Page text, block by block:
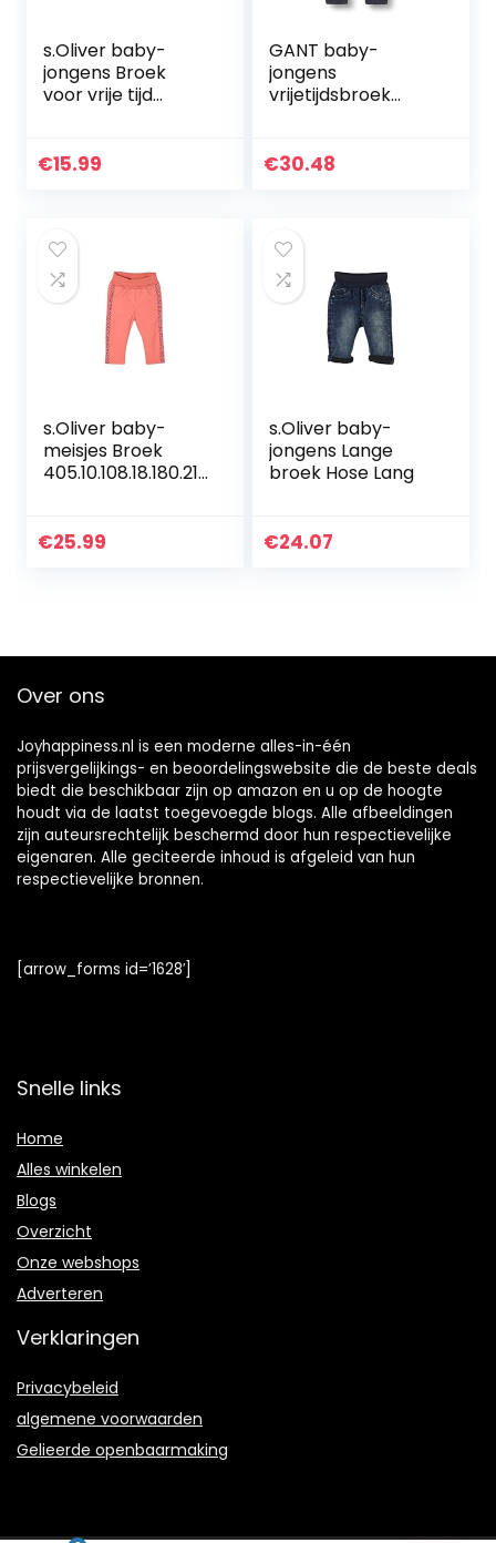
s.Oliver baby-
jongens Broek
voor vrije tijd
€15.99
GANT baby-
jongens
vrijetijdsbroek
€30.48
s.Oliver baby-
meisjes Broek
405.10.108.18.180.210
€25.99
s.Oliver baby-
jongens Lange
broek Hose Lang
€24.07
Over ons
Joyhappiness.nl is een moderne alles-in-één
prijsvergelijkings- en beoordelingswebsite die de beste deals
biedt die beschikbaar zijn op amazon en u op de hoogte
houdt via de laatst toegevoegde blogs. Alle afbeeldingen
zijn auteursrechtelijk beschermd door hun respectievelijke
eigenaren. Alle geciteerde inhoud is afgeleid van hun
respectievelijke bronnen.
[arrow_forms id=’1628′]
Snelle links
Home
Alles winkelen
Blogs
Overzicht
Onze webshops
Adverteren
Verklaringen
Privacybeleid
algemene voorwaarden
Gelieerde openbaarmaking